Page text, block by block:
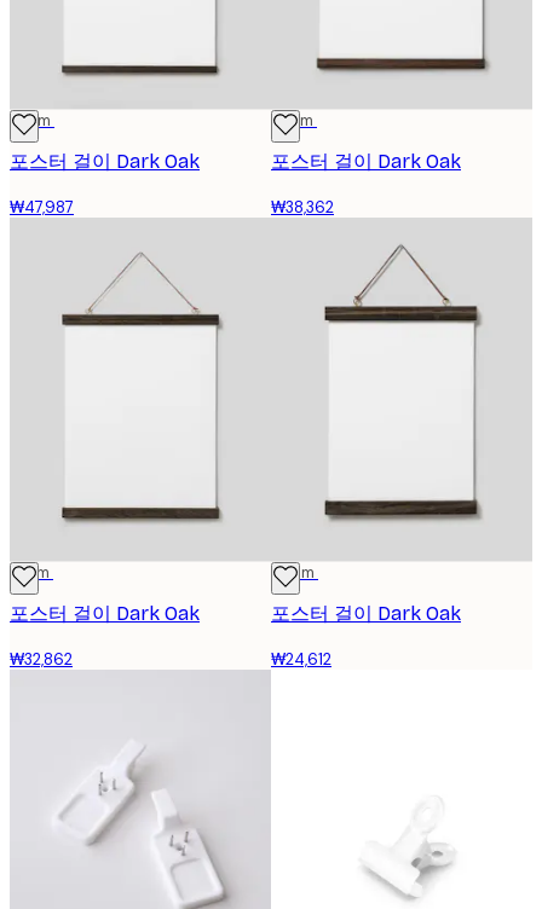
51 cm
포스터 걸이 Dark Oak
₩47,987
41 cm
포스터 걸이 Dark Oak
₩38,362
31 cm
포스터 걸이 Dark Oak
₩32,862
22 cm
포스터 걸이 Dark Oak
₩24,612